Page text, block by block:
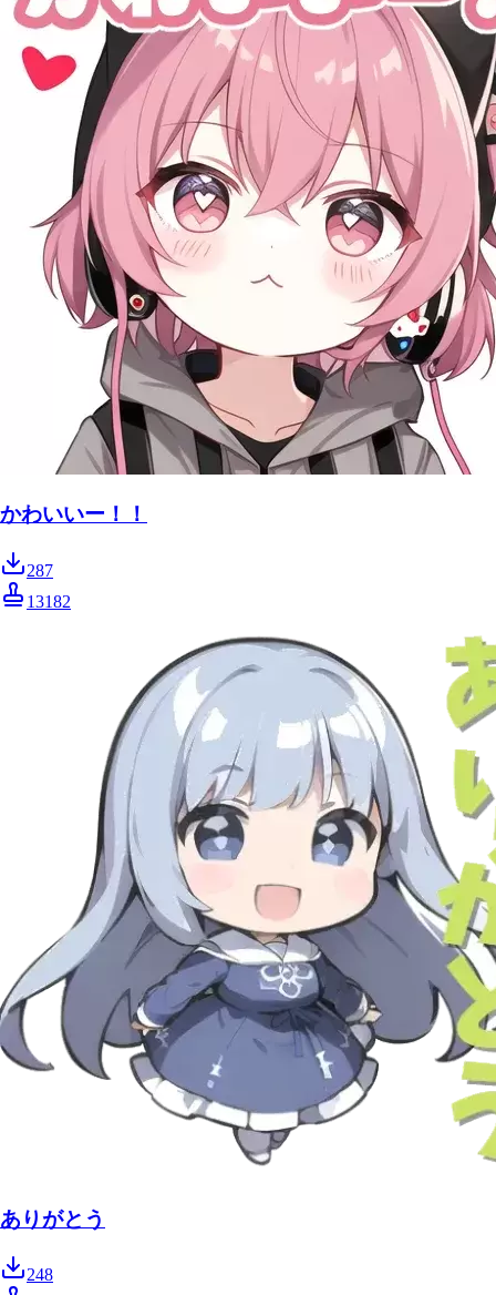
かわいいー！！
287
13182
ありがとう
248